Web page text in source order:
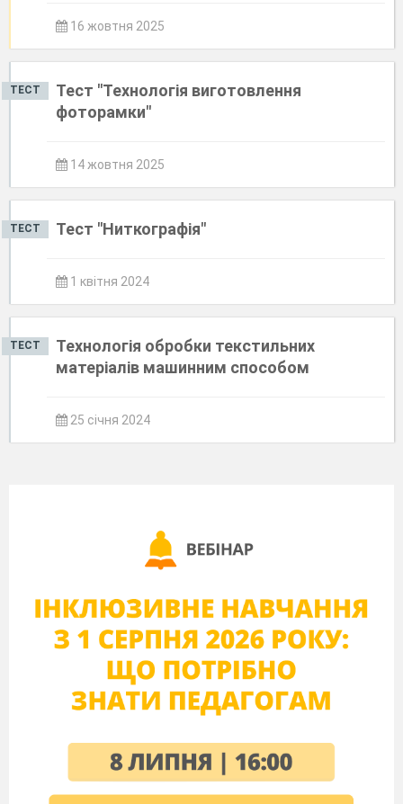
16 жовтня 2025
ТЕСТ
Тест "Технологія виготовлення
фоторамки"
14 жовтня 2025
ТЕСТ Тест "Ниткографія"
1 квітня 2024
ТЕСТ
Технологія обробки текстильних
матеріалів машинним способом
25 січня 2024